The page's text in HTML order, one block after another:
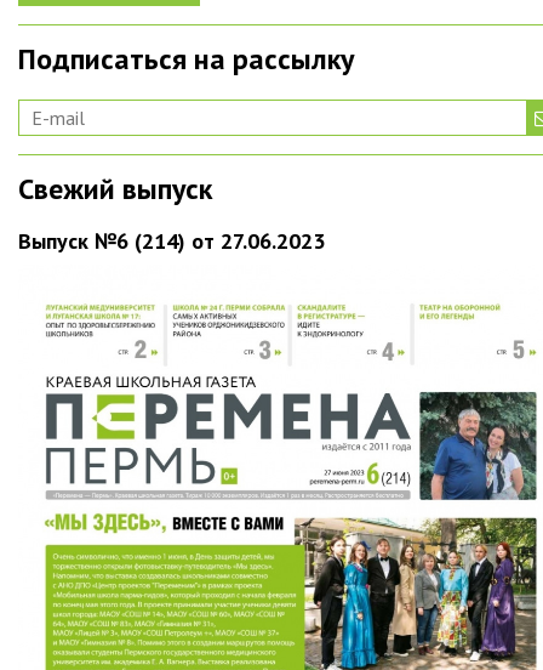
Подписаться на рассылку
Свежий выпуск
Выпуск №6 (214) от 27.06.2023